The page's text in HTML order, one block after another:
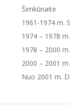
Šimkūnaitė
1961-1974 m.
1974 – 1978
1978 – 2000
2000 – 2001
Nuo 2001 m.